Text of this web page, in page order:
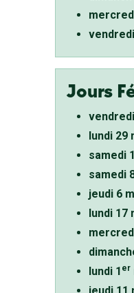
Jours
lundi 29
samedi 1
samedi
jeudi 6
lundi 17
lundi 1 er
jeudi 11